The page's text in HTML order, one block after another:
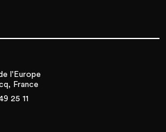
l'Europe
France
25 11